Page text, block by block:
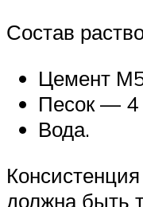
Состав
Цемент
Песок — 4
Вода.
Консистенция
должна быть